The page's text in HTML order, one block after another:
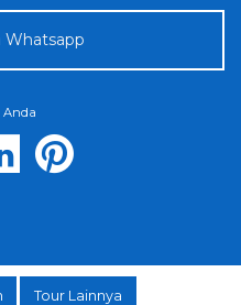
Whatsapp
Tour Lainnya